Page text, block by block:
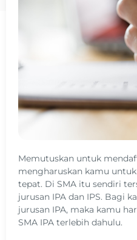
Memutuskan untuk
mengharuskan kamu
tepat. Di SMA itu sendiri
jurusan IPA dan IPS. Bagi
jurusan IPA, maka kamu
SMA IPA terlebih dahulu.